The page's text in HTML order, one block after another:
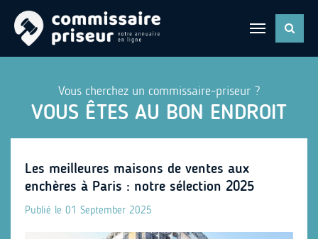
Vous cherchez un commissaire-priseur ?
VOUS ÊTES AU BON ENDROIT
Les meilleures maisons de ventes aux
enchères à Paris : notre sélection 2025
Publié le 01 September 2025